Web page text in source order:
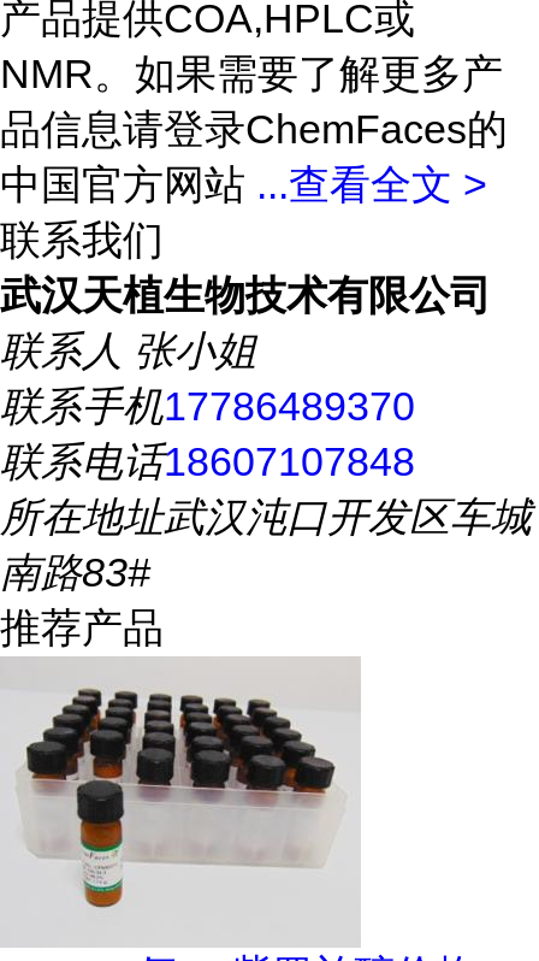
产品提供COA,HPLC或
NMR。如果需要了解更多产
品信息请登录ChemFaces的
中国官方网站 ...查看全文 >
联系我们
武汉天植生物技术有限公司
联系人 张小姐
联系手机17786489370
联系电话18607107848
所在地址武汉沌口开发区车城
南路83#
推荐产品